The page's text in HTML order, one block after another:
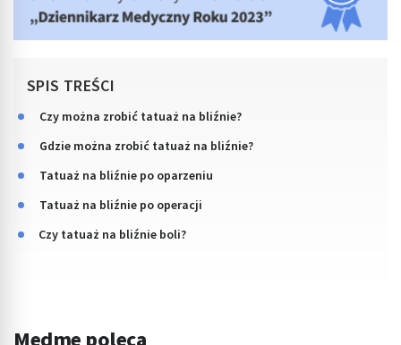
SPIS TREŚCI
Czy można zrobić tatuaż na bliźnie?
Gdzie można zrobić tatuaż na bliźnie?
Tatuaż na bliźnie po oparzeniu
Tatuaż na bliźnie po operacji
Czy tatuaż na bliźnie boli?